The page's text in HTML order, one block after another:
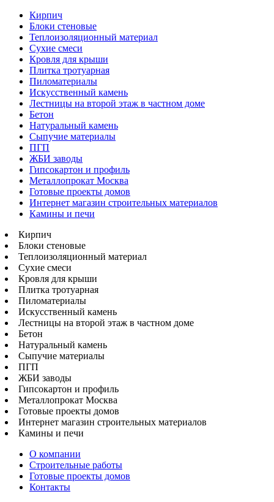
Кирпич
Блоки стеновые
Теплоизоляционный материал
Сухие смеси
Кровля для крыши
Плитка тротуарная
Пиломатериалы
Искусственный камень
Лестницы на второй этаж в частном доме
Бетон
Натуральный камень
Сыпучие материалы
ПГП
ЖБИ заводы
Гипсокартон и профиль
Металлопрокат Москва
Готовые проекты домов
Интернет магазин строительных материалов
Камины и печи
Кирпич
Блоки стеновые
Теплоизоляционный материал
Сухие смеси
Кровля для крыши
Плитка тротуарная
Пиломатериалы
Искусственный камень
Лестницы на второй этаж в частном доме
Бетон
Натуральный камень
Сыпучие материалы
ПГП
ЖБИ заводы
Гипсокартон и профиль
Металлопрокат Москва
Готовые проекты домов
Интернет магазин строительных материалов
Камины и печи
О компании
Строительные работы
Готовые проекты домов
Контакты